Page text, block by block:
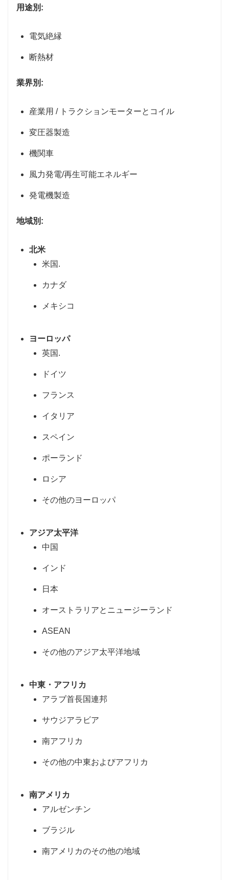
用途別:
電気絶縁
断熱材
業界別:
産業用 / トラクションモーターとコイル
変圧器製造
機関車
風力発電/再生可能エネルギー
発電機製造
地域別:
北米
米国.
カナダ
メキシコ
ヨーロッパ
英国.
ドイツ
フランス
イタリア
スペイン
ポーランド
ロシア
その他のヨーロッパ
アジア太平洋
中国
インド
日本
オーストラリアとニュージーランド
ASEAN
その他のアジア太平洋地域
中東・アフリカ
アラブ首長国連邦
サウジアラビア
南アフリカ
その他の中東およびアフリカ
南アメリカ
アルゼンチン
ブラジル
南アメリカのその他の地域